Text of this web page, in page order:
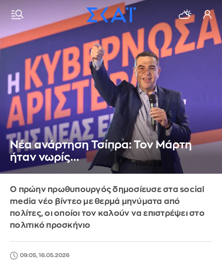
Νέα ανάρτηση Τσίπρα: Τον Μάρτη
ήταν νωρίς...
Ο πρώην πρωθυπουργός δημοσίευσε στα social
media νέο βίντεο με θερμά μηνύματα από
πολίτες, οι οποίοι τον καλούν να επιστρέψει στο
πολιτικό προσκήνιο
09:05, 16.05.2026